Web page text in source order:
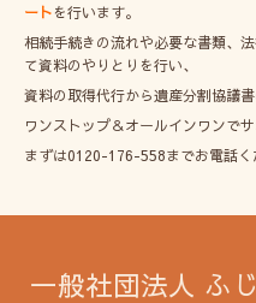
ートを行います。
相続手続きの流れや必要な書類、
て資料のやりとりを行い、
資料の取得代行から遺産分割協議
ワンストップ＆オールインワンでサ
まずは0120-176-558までお電話く
一般社団法人 ふ